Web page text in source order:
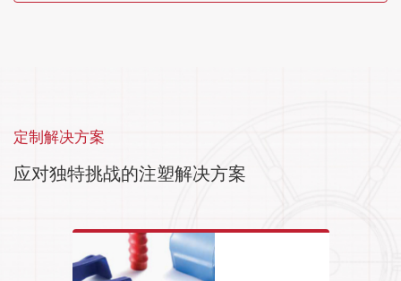
定制解决方案
应对独特挑战的注塑解决方案